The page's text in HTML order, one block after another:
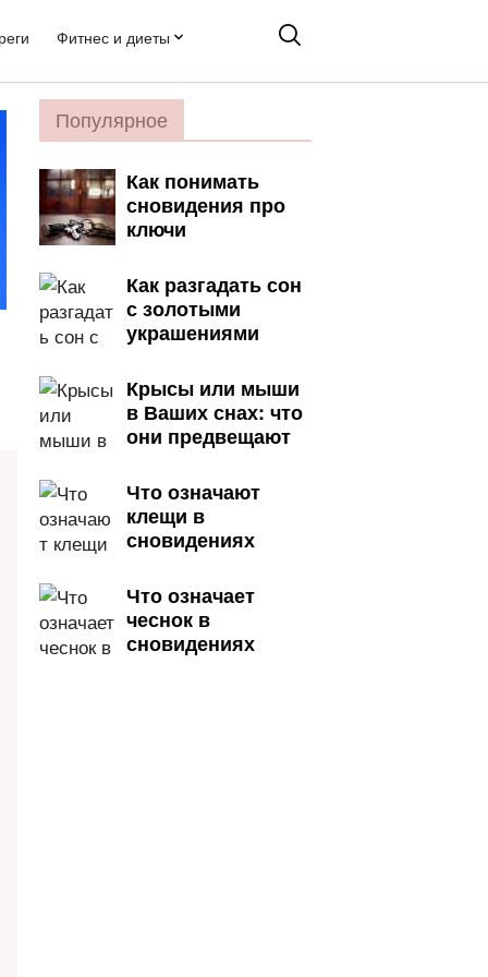
Фитнес и диеты
Популярное
Как понимать
сновидения про
ключи
Как разгадать сон
с золотыми
украшениями
Крысы или мыши
в Ваших снах: что
они предвещают
Что означают
клещи в
сновидениях
Что означает
чеснок в
сновидениях